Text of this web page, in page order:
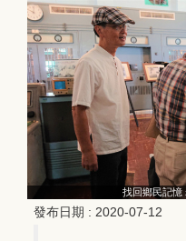
找回鄉民記憶
發布日期 : 2020-07-12